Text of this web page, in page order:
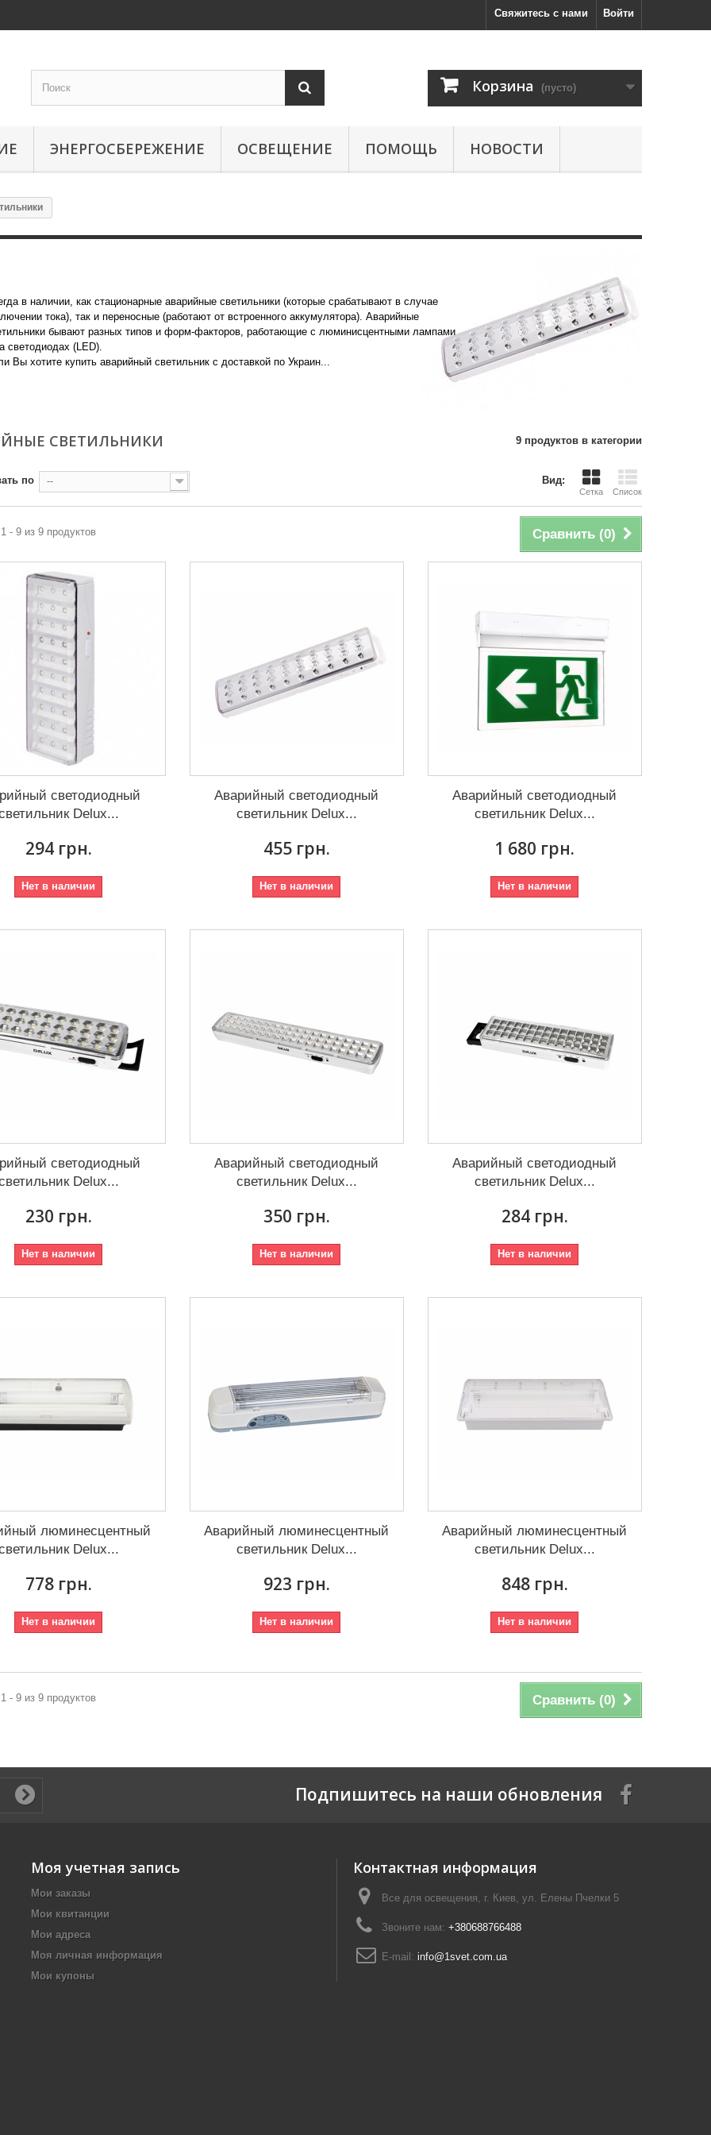
Войти
Свяжитесь с нами
Корзина (пусто)
ЭНЕРГОСБЕРЕЖЕНИЕ ОСВЕЩЕНИЕ ПОМОЩЬ НОВОСТИ
в наличии, как стационарные аварийные светильники (которые срабатывают в случае
тока), так и переносные (работают от встроенного аккумулятора). Аварийные
бывают разных типов и форм-факторов, работающие с люминисцентными лампами
светодиодах (LED).
Вы хотите купить аварийный светильник с доставкой по Украин...
СВЕТИЛЬНИКИ 9 продуктов в категории
Вид:
Сетка Список
по --
Сравнить (0)
- 9 из 9 продуктов
светодиодный
Delux...
294 грн.
Нет в наличии
Аварийный светодиодный
светильник Delux...
455 грн.
Нет в наличии
Аварийный светодиодный
светильник Delux...
1 680 грн.
Нет в наличии
светодиодный
Delux...
230 грн.
Нет в наличии
Аварийный светодиодный
светильник Delux...
350 грн.
Нет в наличии
Аварийный светодиодный
светильник Delux...
284 грн.
Нет в наличии
люминесцентный
Delux...
778 грн.
Нет в наличии
Аварийный люминесцентный
светильник Delux...
923 грн.
Нет в наличии
Аварийный люминесцентный
светильник Delux...
848 грн.
Нет в наличии
Сравнить (0)
- 9 из 9 продуктов
Подпишитесь на наши обновления
Моя учетная запись
Мои заказы
Мои квитанции
Мои адреса
Моя личная информация
Мои купоны
Контактная информация
Все для освещения, г. Киев, ул. Елены Пчелки 5
Звоните нам: +380688766488
E-mail: info@1svet.com.ua